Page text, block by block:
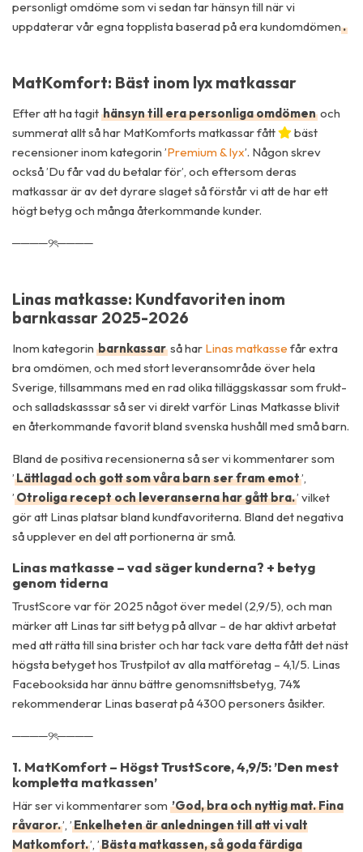
personligt omdöme som vi sedan tar hänsyn till när vi
uppdaterar vår egna topplista baserad på era kundomdömen.
MatKomfort: Bäst inom lyx matkassar
Efter att ha tagit hänsyn till era personliga omdömen och
summerat allt så har MatKomforts matkassar fått
bäst
recensioner inom kategorin ’Premium & lyx’. Någon skrev
också ’Du får vad du betalar för’, och eftersom deras
matkassar är av det dyrare slaget så förstår vi att de har ett
högt betyg och många återkommande kunder.
────୨ৎ────
Linas matkasse: Kundfavoriten inom
barnkassar 2025-2026
Inom kategorin barnkassar så har Linas matkasse får extra
bra omdömen, och med stort leveransområde över hela
Sverige, tillsammans med en rad olika tilläggskassar som frukt-
och salladskasssar så ser vi direkt varför Linas Matkasse blivit
en återkommande favorit bland svenska hushåll med små barn.
Bland de positiva recensionerna så ser vi kommentarer som
’Lättlagad och gott som våra barn ser fram emot’,
’Otroliga recept och leveranserna har gått bra.’ vilket
gör att Linas platsar bland kundfavoriterna. Bland det negativa
så upplever en del att portionerna är små.
Linas matkasse – vad säger kunderna? + betyg
genom tiderna
TrustScore var för 2025 något över medel (2,9/5), och man
märker att Linas tar sitt betyg på allvar – de har aktivt arbetat
med att rätta till sina brister och har tack vare detta fått det näst
högsta betyget hos Trustpilot av alla matföretag – 4,1/5. Linas
Facebooksida har ännu bättre genomsnittsbetyg, 74%
rekommenderar Linas baserat på 4300 personers åsikter.
────୨ৎ────
1. MatKomfort – Högst TrustScore, 4,9/5: ’Den mest
kompletta matkassen’
Här ser vi kommentarer som ’God, bra och nyttig mat. Fina
råvaror.’, ’Enkelheten är anledningen till att vi valt
Matkomfort.’, ’Bästa matkassen, så goda färdiga